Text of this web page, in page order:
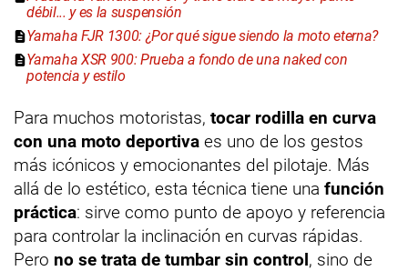
débil... y es la suspensión
Yamaha FJR 1300: ¿Por qué sigue siendo la moto eterna?
Yamaha XSR 900: Prueba a fondo de una naked con
potencia y estilo
Para muchos motoristas, tocar rodilla en curva
con una moto deportiva es uno de los gestos
más icónicos y emocionantes del pilotaje. Más
allá de lo estético, esta técnica tiene una función
práctica: sirve como punto de apoyo y referencia
para controlar la inclinación en curvas rápidas.
Pero no se trata de tumbar sin control, sino de